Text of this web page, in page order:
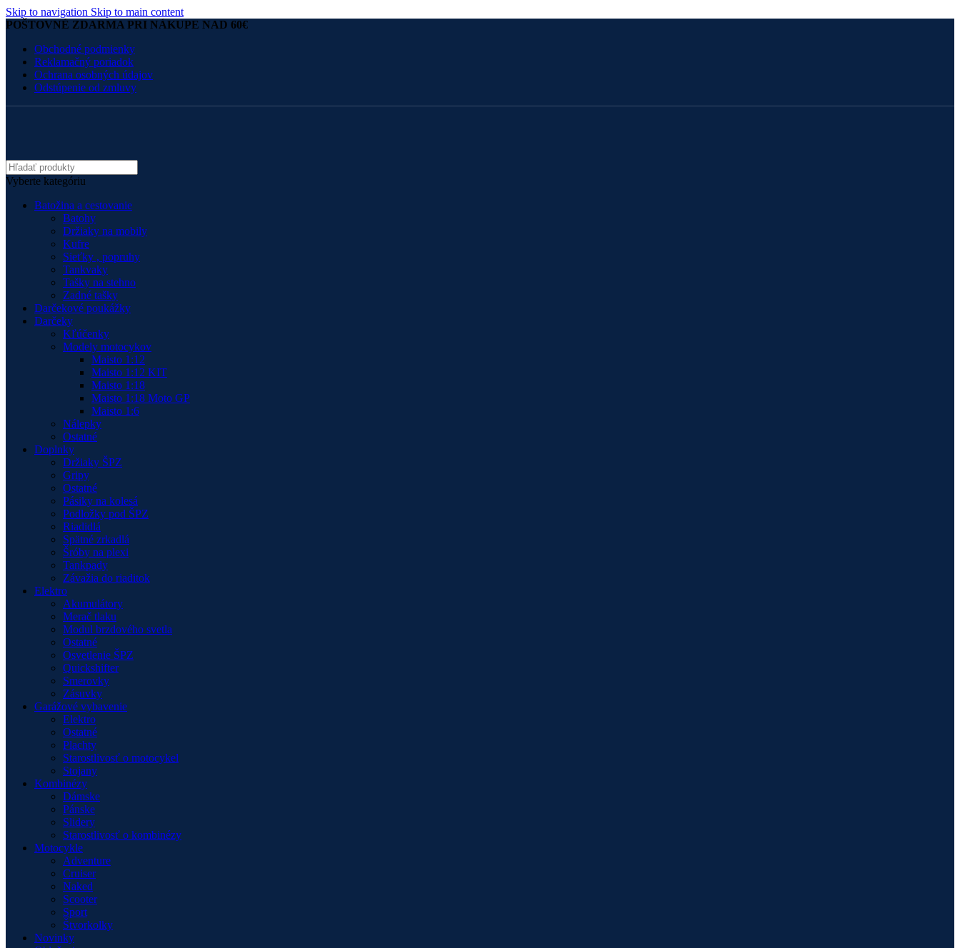
Skip to navigation Skip to main content
POŠTOVNÉ ZDARMA PRI NÁKUPE NAD 60€
Obchodné podmienky
Reklamačný poriadok
Ochrana osobných údajov
Odstúpenie od zmluvy
Vyberte kategóriu
Batožina a cestovanie
Batohy
Držiaky na mobily
Kufre
Sieťky , popruhy
Tankvaky
Tašky na stehno
Zadné tašky
Darčekové poukážky
Darčeky
Kľúčenky
Modely motocykov
Maisto 1:12
Maisto 1:12 KIT
Maisto 1:18
Maisto 1:18 Moto GP
Maisto 1:6
Nálepky
Ostatné
Doplnky
Držiaky ŠPZ
Gripy
Ostatné
Pásiky na kolesá
Podložky pod ŠPZ
Riadidlá
Spätné zrkadlá
Šróby na plexi
Tankpady
Závažia do riaditok
Elektro
Akumulátory
Merač tlaku
Modul brzdového svetla
Ostatné
Osvetlenie ŠPZ
Quickshifter
Smerovky
Zásuvky
Garážové vybavenie
Elektro
Ostatné
Plachty
Starostlivosť o motocykel
Stojany
Kombinézy
Dámske
Pánske
Slidery
Starostlivosť o kombinézy
Motocykle
Adventure
Cruiser
Naked
Scooter
Sport
Štvorkolky
Novinky